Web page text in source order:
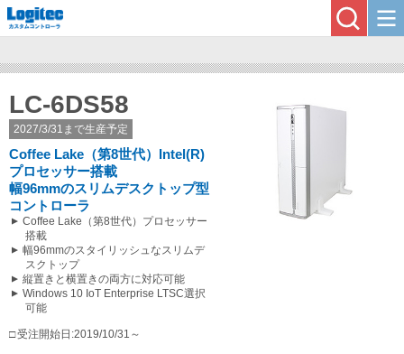
LC-6DS58
2027/3/31まで生産予定
Coffee Lake（第8世代）Intel(R)
プロセッサー搭載
幅96mmのスリムデスクトップ型
コントローラ
Coffee Lake（第8世代）プロセッサー
搭載
幅96mmのスタイリッシュなスリムデ
スクトップ
縦置きと横置きの両方に対応可能
Windows 10 IoT Enterprise LTSC選択
可能
受注開始日:2019/10/31～